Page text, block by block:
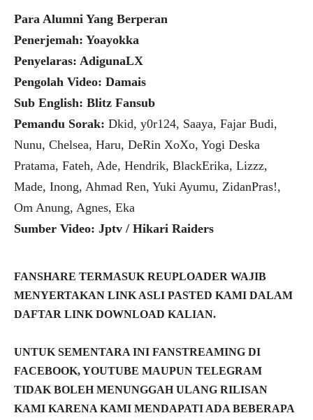
Para Alumni Yang Berperan
Penerjemah: Yoayokka
Penyelaras: AdigunaLX
Pengolah Video: Damais
Sub English: Blitz Fansub
Pemandu Sorak: Dkid, y0r124, Saaya, Fajar Budi,
Nunu, Chelsea, Haru, DeRin XoXo, Yogi Deska
Pratama, Fateh, Ade, Hendrik, BlackErika, Lizzz,
Made, Inong, Ahmad Ren, Yuki Ayumu, ZidanPras!,
Om Anung, Agnes, Eka
Sumber Video: Jptv / Hikari Raiders
FANSHARE TERMASUK REUPLOADER WAJIB
MENYERTAKAN LINK ASLI PASTED KAMI DALAM
DAFTAR LINK DOWNLOAD KALIAN.
UNTUK SEMENTARA INI FANSTREAMING DI
FACEBOOK, YOUTUBE MAUPUN TELEGRAM
TIDAK BOLEH MENUNGGAH ULANG RILISAN
KAMI KARENA KAMI MENDAPATI ADA BEBERAPA